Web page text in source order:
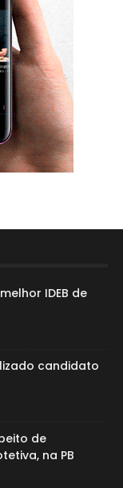
IDEB de
candidato
de
na PB